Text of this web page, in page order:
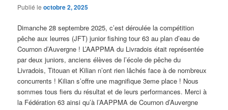
Publié leoctobre 2, 2025
Dimanche 28 septembre 2025, c’est déroulée la compétition
pêche aux leurres (JFT) junior fishing tour 63 au plan d’eau de
Cournon d’Auvergne ! L’AAPPMA du Livradois était représentée
par deux juniors, anciens élèves de l’école de pêche du
Livradois, Titouan et Kilian n’ont rien lâchés face à de nombreux
concurrents ! Kilian s’offre une magnifique 3eme place ! Nous
sommes tous fiers du résultat et de leurs performances. Merci à
la Fédération 63 ainsi qu’à l’AAPPMA de Cournon d’Auvergne